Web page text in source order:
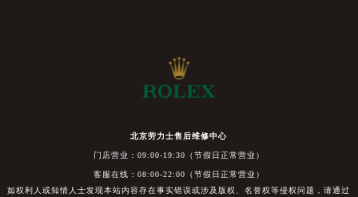
北京劳力士售后维修中心
门店营业：09:00-19:30（节假日正常营业）
客服在线：08:00-22:00（节假日正常营业）
如权利人或知情人士发现本站内容存在事实错误或涉及版权、名誉权等侵权问题，请通过